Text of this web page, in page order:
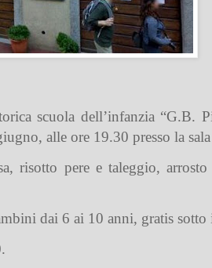
scuola dell’infanzia “G.B.
alle ore 19.30 presso la
risotto pere e taleggio,
dai 6 ai 10 anni, gratis
.